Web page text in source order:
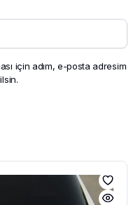
için adım, e-posta adresim